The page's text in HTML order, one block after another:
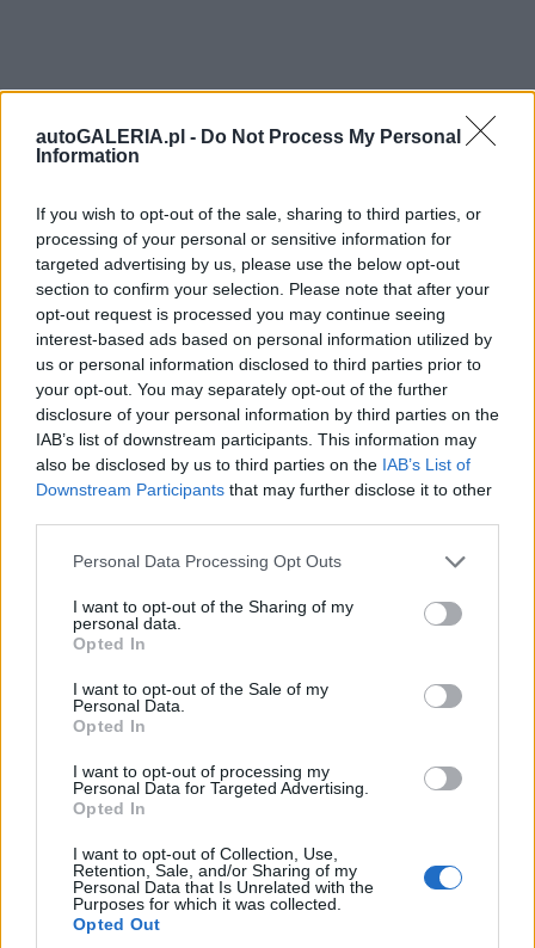
autoGALERIA.pl - Do Not Process My Personal
Information
If you wish to opt-out of the sale, sharing to third parties, or
processing of your personal or sensitive information for
targeted advertising by us, please use the below opt-out
section to confirm your selection. Please note that after your
opt-out request is processed you may continue seeing
interest-based ads based on personal information utilized by
us or personal information disclosed to third parties prior to
your opt-out. You may separately opt-out of the further
disclosure of your personal information by third parties on the
IAB’s list of downstream participants. This information may
also be disclosed by us to third parties on the IAB’s List of
Downstream Participants that may further disclose it to other
Please note that this website/app uses one or more Google
not limited to your visit or usage behaviour. You may click to
grant or deny consent to Google and its third-party tags to
use your data for below specified purposes in below Google
consent section.
Personal Data Processing Opt Outs
I want to opt-out of the Sharing of my
personal data.
Opted In
I want to opt-out of the Sale of my
Personal Data.
Opted In
I want to opt-out of processing my
Personal Data for Targeted Advertising.
Opted In
I want to opt-out of Collection, Use,
Retention, Sale, and/or Sharing of my
Personal Data that Is Unrelated with the
Purposes for which it was collected.
Opted Out